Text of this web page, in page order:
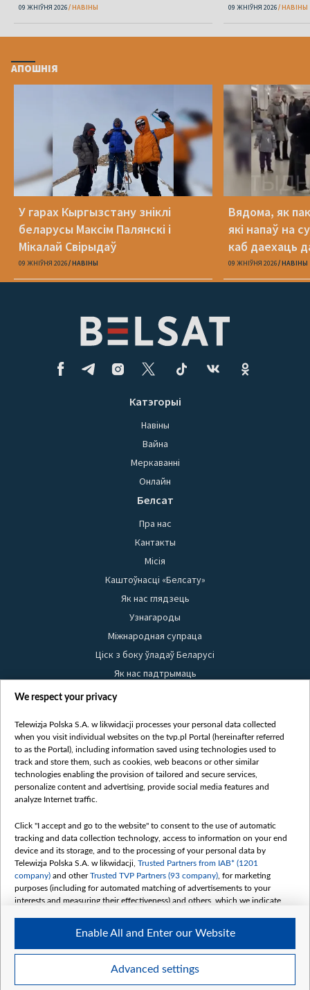
09 ЖНІЎНЯ 2026 НАВІНЫ 09 ЖНІЎНЯ 2026 НАВІНЫ
АПОШНІЯ
У гарах Кыргызстану зніклі
беларусы Максім Палянскі і
Мікалай Свірыдаў
09 ЖНІЎНЯ 2026 НАВІНЫ
Вядома, як
які напаў на
каб даехаць
09 ЖНІЎНЯ 2026 НАВІНЫ
Катэгорыі
Навіны
Вайна
Меркаванні
Онлайн
Белсат
Пра нас
Кантакты
Місія
Каштоўнасці «Белсату»
Як нас глядзець
Узнагароды
Міжнародная супраца
Ціск з боку ўладаў Беларусі
Як нас падтрымаць
Правілы выкарыстання матэрыялаў
Бяспека
Youtube
Белсат news
Белсат Shorts
Жэстачайшы мульт
Belsat English
Biełsat PL
Белсат Now
Белсат History
Белсат Music
Белсат Doc
My consents
We respect your privacy
Telewizja Polska S.A. w likwidacji processes your personal data collected
when you visit individual websites on the tvp.pl Portal (hereinafter referred
to as the Portal), including information saved using technologies used to
track and store them, such as cookies, web beacons or other similar
technologies enabling the provision of tailored and secure services,
personalize content and advertising, provide social media features and
analyze Internet traffic.
Click "I accept and go to the website" to consent to the use of automatic
tracking and data collection technology, access to information on your end
device and its storage, and to the processing of your personal data by
Telewizja Polska S.A. w likwidacji, Trusted Partners from IAB* (1201
company) and otherTrusted TVP Partners (93 company) , for marketing
purposes (including for automated matching of advertisements to your
interests and measuring their effectiveness) and others, which we indicate
The purposes of processing your data by TVP S.A. w likwidacji are as
follows:
Use limited data to select advertising
Create profiles for personalised advertising
Advanced settings
Enable All and Enter our Website